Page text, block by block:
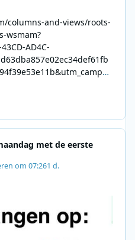
columns-and-views/roots-
wsmam?
AD4C-
met de eerste
om 07:261 d.